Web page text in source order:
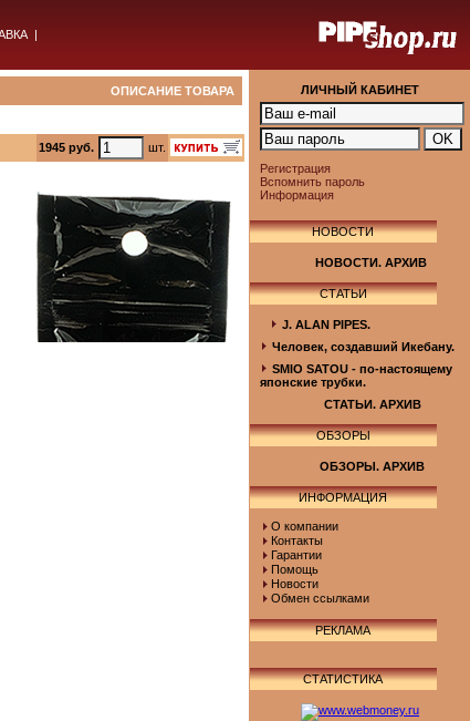
|
ОПИСАНИЕ ТОВАРА
1945 руб.
шт.
ЛИЧНЫЙ КАБИНЕТ
Регистрация
Вспомнить пароль
Информация
НОВОСТИ
НОВОСТИ. АРХИВ
СТАТЬИ
J. ALAN PIPES.
Человек, создавший Икебану.
SMIO SATOU - по-настоящему
японские трубки.
СТАТЬИ. АРХИВ
ОБЗОРЫ
ОБЗОРЫ. АРХИВ
ИНФОРМАЦИЯ
О компании
Контакты
Гарантии
Помощь
Новости
Обмен ссылками
РЕКЛАМА
СТАТИСТИКА